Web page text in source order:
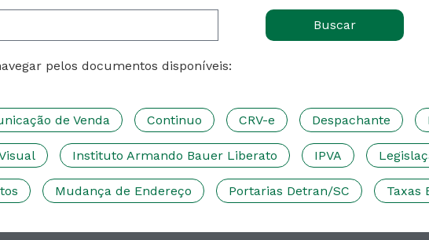
Buscar
pelos documentos disponíveis:
de Venda Continuo CRV-e Despachante
Instituto Armando Bauer Liberato IPVA
Mudança de Endereço Portarias Detran/SC Taxas